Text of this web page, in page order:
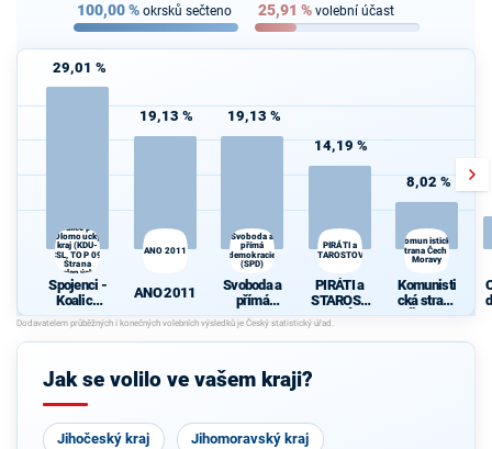
100,00% okrsků sečteno 25,91 % volební účast
29,01 %
Koalice pro
Olomoucký
kraj (KDU-
ČSL, TOP 09,
Strana
zelených,
ProOlomouc)
Spojenci -
Koalice
pro
Olomouck
ý kraj
ČSL, TOP
zelených,
ProOlomo
uc)
19,13 %
ANO 2011
ANO 2011
19,13 %
Svoboda a
přímá
demokracie
(SPD)
Svoboda a
přímá
demokraci
e (SPD)
14,19 %
PIRÁTI a
STAROSTOVÉ
PIRÁTI a
STAROST
OVÉ
8,02 %
Komunistická
strana Čech a
Moravy
Komunisti
cká strana
Čech a
Jak se volilo ve vašem kraji?
Jihočeský kraj Jihomoravský kraj